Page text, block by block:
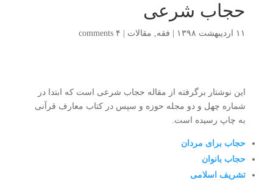
حجاب شرعی
۱۱ اردیبهشت ۱۳۹۸ فقه, مقالات ۴ comments
این نوشتار برگرفته از مقاله حجاب شرعی است که ابتدا در
شماره چهل و دو مجله حوزه و سپس در کتاب معارف قرآنی
به چاپ رسیده است.
حجاب برای مردان
حجاب بانوان
تشریف اسلامی